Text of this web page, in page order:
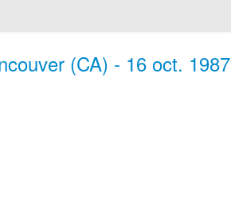
(CA) - 16 oct. 1987